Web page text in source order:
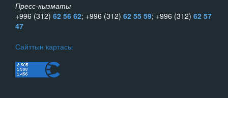
Пресс-кызматы
+996 (312) 62 56 62; +996 (312) 62 55 59; +996 (312) 62 57
47
Сайттын картасы